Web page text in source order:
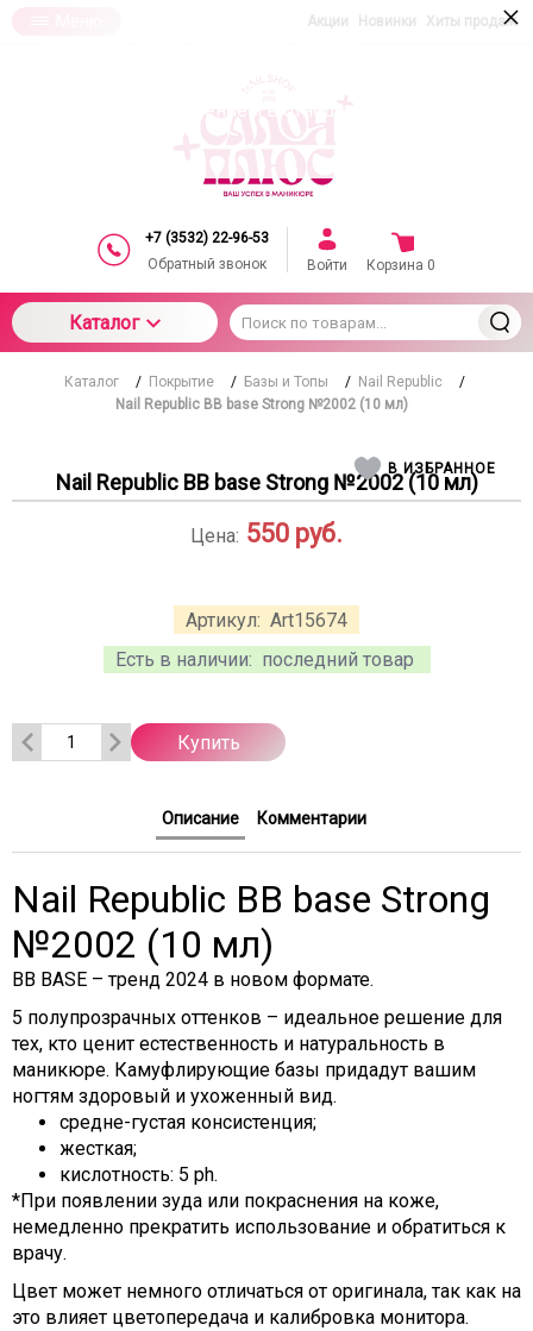
Акции Новинки Хиты продаж
+7 (3532) 22-96-53
Обратный звонок
Войти Корзина 0
Каталог
Каталог / Покрытие / Базы и Топы / Nail Republic
/
Nail Republic BB base Strong №2002 (10 мл)
В ИЗБРАННОЕ
Nail Republic BB base Strong №2002 (10 мл)
Артикул: Art15674
Есть в наличии: последний товар
Цена: 550 руб.
Купить
Описание Комментарии
Nail Republic BB base Strong
№2002 (10 мл)
BB BASE – тренд 2024 в новом формате.
5 полупрозрачных оттенков – идеальное решение для
тех, кто ценит естественность и натуральность в
маникюре. Камуфлирующие базы придадут вашим
ногтям здоровый и ухоженный вид.
средне-густая консистенция;
жесткая;
кислотность: 5 ph.
*При появлении зуда или покраснения на коже,
немедленно прекратить использование и обратиться к
врачу.
Цвет может немного отличаться от оригинала, так как на
это влияет цветопередача и калибровка монитора.
компанией cookie-файлов в соответствии с
настоящим соглашением в отношении данного
×